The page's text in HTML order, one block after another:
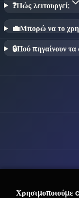
❓Πώς λειτουργεί;
💼Μπορώ να το
🔒Πού πηγαίνουν τα
Χρησιμοποιούμε